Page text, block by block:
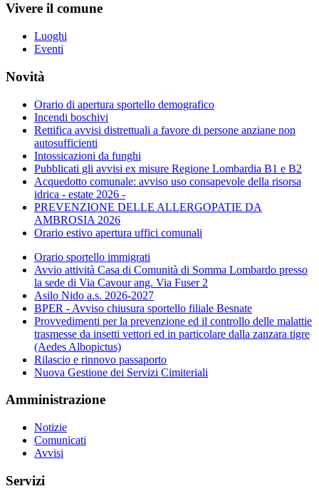
Vivere il comune
Luoghi
Eventi
Novità
Orario di apertura sportello demografico
Incendi boschivi
Rettifica avvisi distrettuali a favore di persone anziane non
autosufficienti
Intossicazioni da funghi
Pubblicati gli avvisi ex misure Regione Lombardia B1 e B2
Acquedotto comunale: avviso uso consapevole della risorsa
idrica - estate 2026 -
PREVENZIONE DELLE ALLERGOPATIE DA
AMBROSIA 2026
Orario estivo apertura uffici comunali
Orario sportello immigrati
Avvio attività Casa di Comunità di Somma Lombardo presso
la sede di Via Cavour ang. Via Fuser 2
Asilo Nido a.s. 2026-2027
BPER - Avviso chiusura sportello filiale Besnate
Provvedimenti per la prevenzione ed il controllo delle malattie
trasmesse da insetti vettori ed in particolare dalla zanzara tigre
(Aedes Albopictus)
Rilascio e rinnovo passaporto
Nuova Gestione dei Servizi Cimiteriali
Amministrazione
Notizie
Comunicati
Avvisi
Servizi